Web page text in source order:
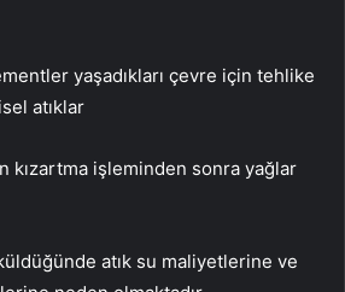
yaşadıkları çevre için tehlike
atıklar
kızartma işleminden sonra yağlar
atık su maliyetlerine ve